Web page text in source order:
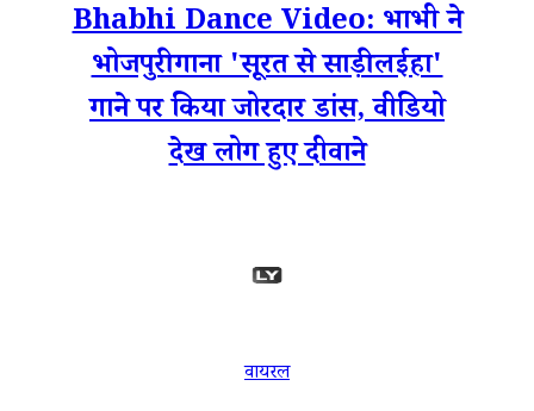
Bhabhi Dance Video: भाभी ने
भोजपुरी गाना 'सूरत से साड़ी लईहा'
गाने पर किया जोरदार डांस, वीडियो
देख लोग हुए दीवाने
वायरल